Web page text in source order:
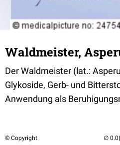
Waldmeister,
Der Waldmeister (lat.:
Glykoside, Gerb- und
Anwendung als
© Copyright